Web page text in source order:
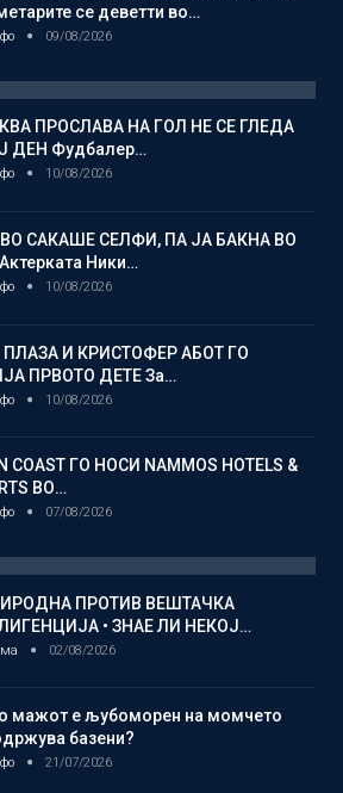
се деветти во…
09/08/2026
ПРОСЛАВА НА ГОЛ НЕ СЕ ГЛЕДА
ДЕН Фудбалер…
10/08/2026
САКАШЕ СЕЛФИ, ПА ЈА БАКНА ВО
Ники…
10/08/2026
И КРИСТОФЕР АБОТ ГО
ПРВОТО ДЕТЕ За…
10/08/2026
COAST ГО НОСИ NAMMOS HOTELS &
ВО…
07/08/2026
ПРОТИВ ВЕШТАЧКА
• ЗНАЕ ЛИ НЕКОЈ…
02/08/2026
мажот е љубоморен на момчето
базени?
21/07/2026